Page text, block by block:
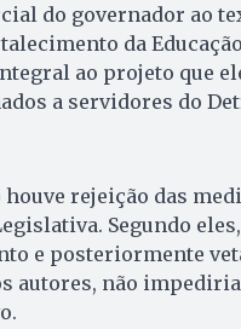
do governador ao
da
ao projeto que
a servidores do
rejeição das
Segundo
e posteriormente
autores, não